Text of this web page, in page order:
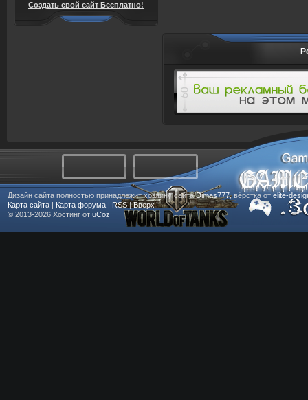
Создать свой сайт Бесплатно!
Дизайн сайта полностью принадлежит хозяину сайтаDimas777, вёрстка от elite-
Карта сайта | Карта форума | RSS|Вверх
© 2013-2026 Хостинг от uCoz